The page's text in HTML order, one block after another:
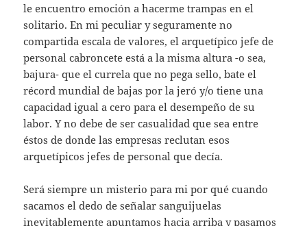
le encuentro emoción a hacerme trampas en el
solitario. En mi peculiar y seguramente no
compartida escala de valores, el arquetípico jefe de
personal cabroncete está a la misma altura -o sea,
bajura- que el currela que no pega sello, bate el
récord mundial de bajas por la jeró y/o tiene una
capacidad igual a cero para el desempeño de su
labor. Y no debe de ser casualidad que sea entre
éstos de donde las empresas reclutan esos
arquetípicos jefes de personal que decía.
Será siempre un misterio para mi por qué cuando
sacamos el dedo de señalar sanguijuelas
inevitablemente apuntamos hacia arriba y pasamos